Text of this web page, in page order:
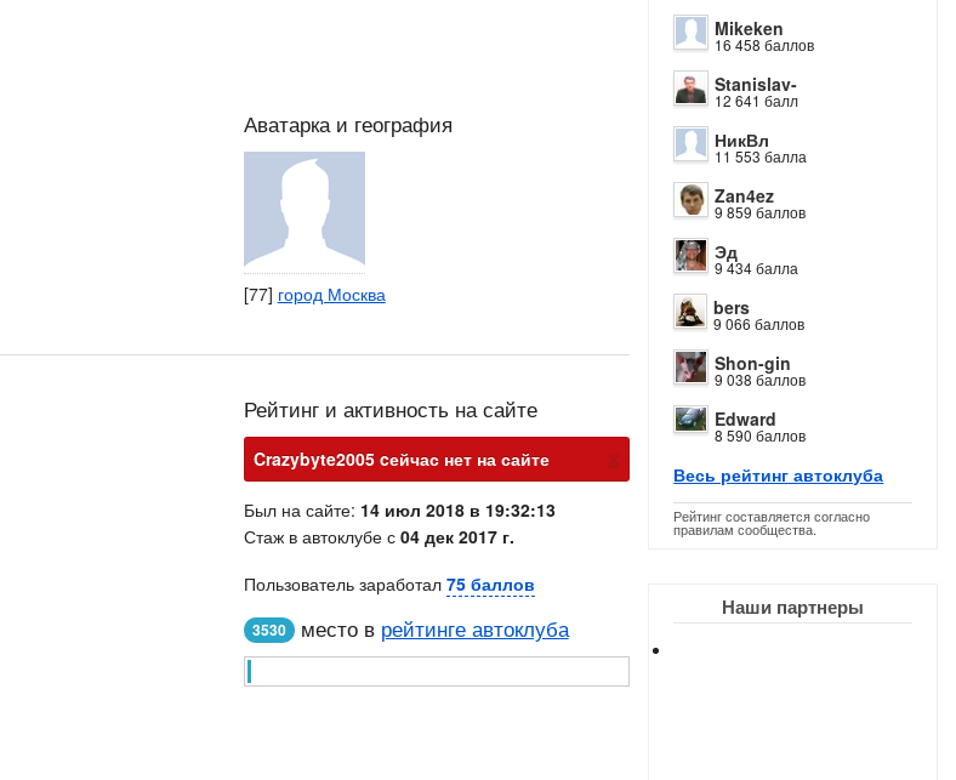
Mikeken
16 458 баллов
Stanislav-
12 641 балл
НикВл
11 553 балла
Zan4ez
9 859 баллов
Эд
9 434 балла
bers
9 066 баллов
Shon-gin
9 038 баллов
Edward
8 590 баллов
Весь рейтинг автоклуба
Рейтинг составляется согласно
правилам сообщества.
Наши партнеры
Аватарка и география
[77] город Москва
Рейтинг и активность на сайте
Crazybyte2005 cейчас нет на сайте х
Был на сайте: 14 июл 2018 в 19:32:13
Стаж в автоклубе с 04 дек 2017 г.
Пользователь заработал 75 баллов
3530 место в рейтинге автоклуба